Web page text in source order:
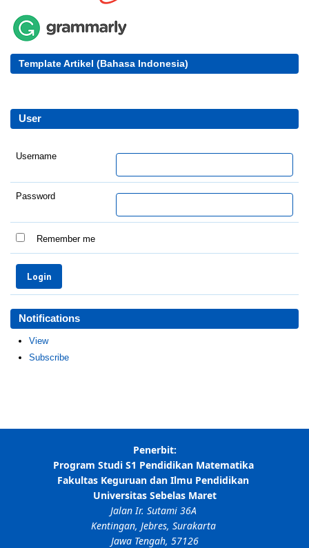
Template Artikel (Bahasa Indonesia)
User
Username
Password
Remember me
Notifications
View
Subscribe